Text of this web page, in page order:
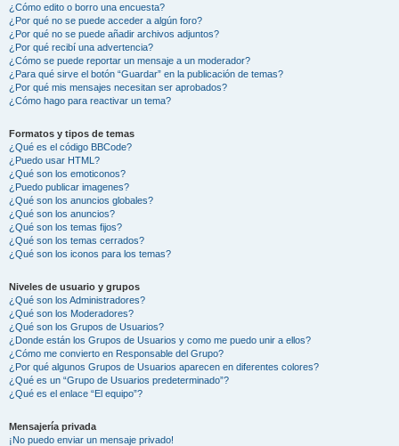
¿Cómo edito o borro una encuesta?
¿Por qué no se puede acceder a algún foro?
¿Por qué no se puede añadir archivos adjuntos?
¿Por qué recibí una advertencia?
¿Cómo se puede reportar un mensaje a un moderador?
¿Para qué sirve el botón “Guardar” en la publicación de temas?
¿Por qué mis mensajes necesitan ser aprobados?
¿Cómo hago para reactivar un tema?
Formatos y tipos de temas
¿Qué es el código BBCode?
¿Puedo usar HTML?
¿Qué son los emoticonos?
¿Puedo publicar imagenes?
¿Qué son los anuncios globales?
¿Qué son los anuncios?
¿Qué son los temas fijos?
¿Qué son los temas cerrados?
¿Qué son los iconos para los temas?
Niveles de usuario y grupos
¿Qué son los Administradores?
¿Qué son los Moderadores?
¿Qué son los Grupos de Usuarios?
¿Donde están los Grupos de Usuarios y como me puedo unir a ellos?
¿Cómo me convierto en Responsable del Grupo?
¿Por qué algunos Grupos de Usuarios aparecen en diferentes colores?
¿Qué es un “Grupo de Usuarios predeterminado”?
¿Qué es el enlace “El equipo”?
Mensajería privada
¡No puedo enviar un mensaje privado!